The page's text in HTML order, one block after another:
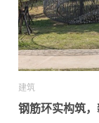
建筑
钢筋环实构筑